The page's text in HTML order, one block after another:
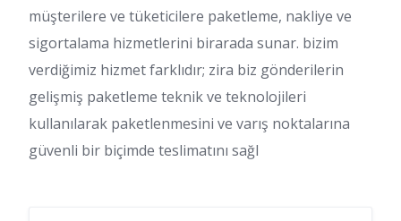
müşterilere ve tüketicilere paketleme, nakliye ve
sigortalama hizmetlerini birarada sunar. bizim
verdiğimiz hizmet farklıdır; zira biz gönderilerin
gelişmiş paketleme teknik ve teknolojileri
kullanılarak paketlenmesini ve varış noktalarına
güvenli bir biçimde teslimatını sağl